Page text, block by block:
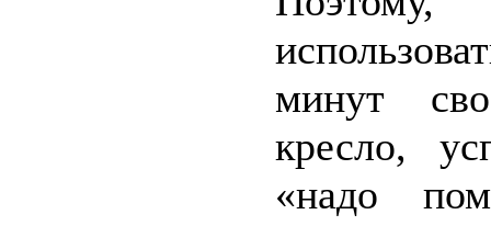
минут
кресло,
«надо